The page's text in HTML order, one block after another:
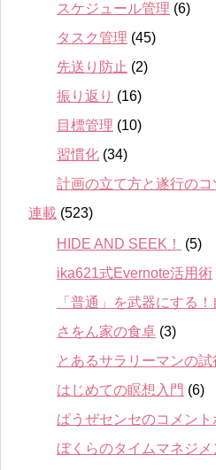
スケジュール管理 (6)
タスク管理 (45)
先送り防止 (2)
振り返り (16)
目標管理 (10)
習慣化 (34)
計画の立て方と遂行のコ
連載 (523)
HIDE AND SEEK！
(5)
ika621式Evernote活用術
「普通」を武器にする
さをん家の食卓 (3)
とあるサラリーマンの試
はじめての瞑想入門 (6)
ぱうぜセンセのコメント
ぼくらのタイムマネジ